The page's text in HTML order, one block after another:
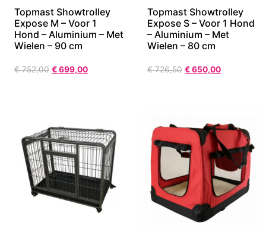
Topmast Showtrolley
Expose M – Voor 1
Hond – Aluminium – Met
Wielen – 90 cm
€752,00 €699,00
Topmast Showtrolley
Expose S – Voor 1 Hond
– Aluminium – Met
Wielen – 80 cm
€726,50 €650,00